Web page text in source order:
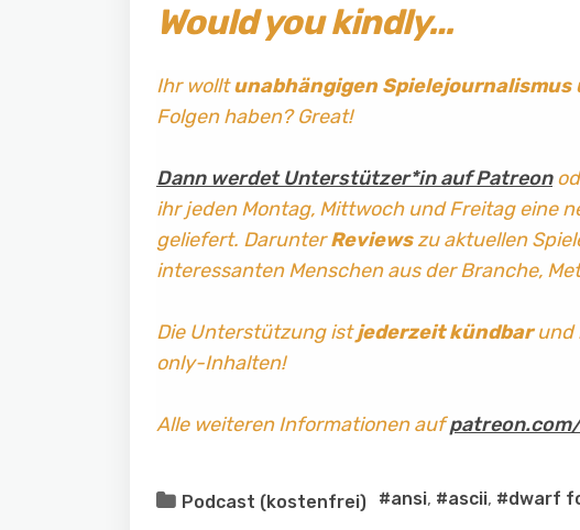
Would you kindly…
Ihr wolltunabhängigen Spielejournalismus
Folgen haben? Great!
Dann werdet Unterstützer*in auf Patreon
ihr jeden Montag, Mittwoch und Freitag eine
geliefert. DarunterReviewszu aktuellen
interessanten Menschen aus der Branche,
Die Unterstützung istjederzeit kündbarund
only-Inhalten!
Alle weiteren Informationen auf
Podcast (kostenfrei) #ansi, #ascii, #dwarf